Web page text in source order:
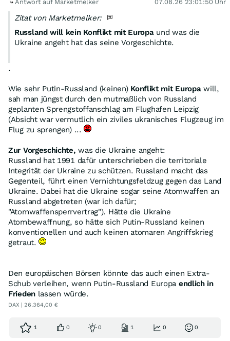
Antwort auf Marketmelker 07.08.26 23:01:50 Uhr
Zitat von Marketmelker:
Russland will kein Konflikt mit Europaund was die
Ukraine angeht hat das seine Vorgeschichte.
.
Wie sehr Putin-Russland (keinen) Konflikt mit Europawill,
sah man jüngst durch den mutmaßlich von Russland
geplanten Sprengstoffanschlag am Flughafen Leipzig
(Absicht war vermutlich ein ziviles ukranisches Flugzeug im
Flug zu sprengen) ...
Zur Vorgeschichte, was die Ukraine angeht:
Russland hat 1991 dafür unterschrieben die territoriale
Integrität der Ukraine zu schützen. Russland macht das
Gegenteil, führt einen Vernichtungsfeldzug gegen das Land
Ukraine. Dabei hat die Ukraine sogar seine Atomwaffen an
Russland abgetreten (war ich dafür;
"Atomwaffensperrvertrag"). Hätte die Ukraine
Atombewaffnung, so hätte sich Putin-Russland keinen
konventionellen und auch keinen atomaren Angriffskrieg
getraut.
Den europäischen Börsen könnte das auch einen Extra-
Schub verleihen, wenn Putin-Russland Europa endlich in
Friedenlassen würde.
DAX | 26.364,00 €
1 0 0 1 0 0